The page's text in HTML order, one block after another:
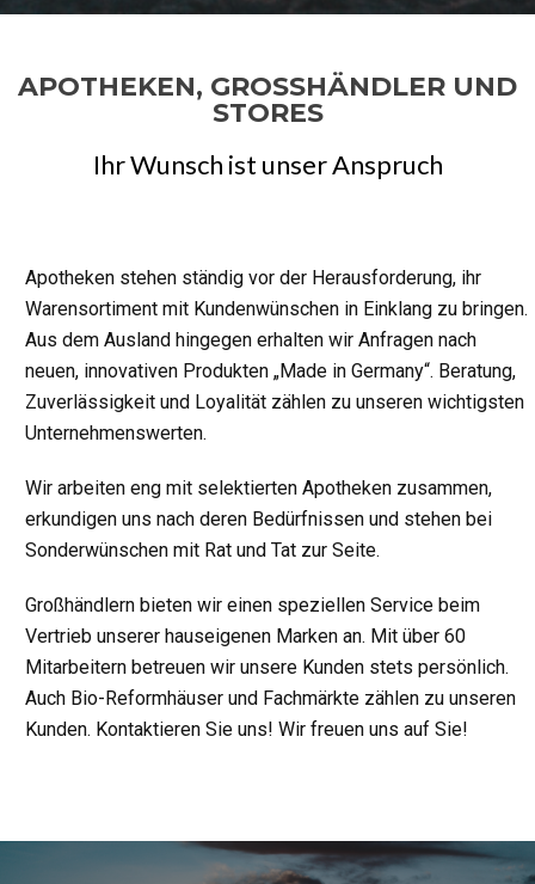
APOTHEKEN, GROSSHÄNDLER UND
STORES
Ihr Wunsch ist unser Anspruch
Apotheken stehen ständig vor der Herausforderung, ihr
Warensortiment mit Kundenwünschen in Einklang zu bringen.
Aus dem Ausland hingegen erhalten wir Anfragen nach
neuen, innovativen Produkten „Made in Germany“. Beratung,
Zuverlässigkeit und Loyalität zählen zu unseren wichtigsten
Unternehmenswerten.
Wir arbeiten eng mit selektierten Apotheken zusammen,
erkundigen uns nach deren Bedürfnissen und stehen bei
Sonderwünschen mit Rat und Tat zur Seite.
Großhändlern bieten wir einen speziellen Service beim
Vertrieb unserer hauseigenen Marken an. Mit über 60
Mitarbeitern betreuen wir unsere Kunden stets persönlich.
Auch Bio-Reformhäuser und Fachmärkte zählen zu unseren
Kunden. Kontaktieren Sie uns! Wir freuen uns auf Sie!